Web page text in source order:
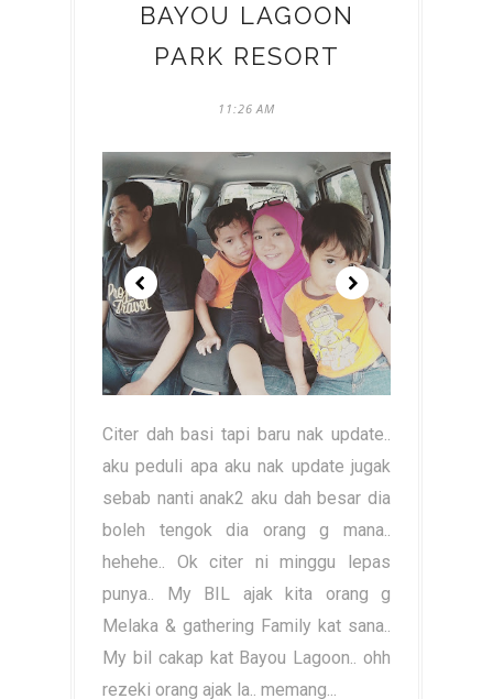
BAYOU LAGOON
PARK RESORT
11:26 AM
Citer dah basi tapi baru nak update..
aku peduli apa aku nak update jugak
sebab nanti anak2 aku dah besar dia
boleh tengok dia orang g mana..
hehehe.. Ok citer ni minggu lepas
punya.. My BIL ajak kita orang g
Melaka & gathering Family kat sana..
My bil cakap kat Bayou Lagoon.. ohh
rezeki orang ajak la.. memang...